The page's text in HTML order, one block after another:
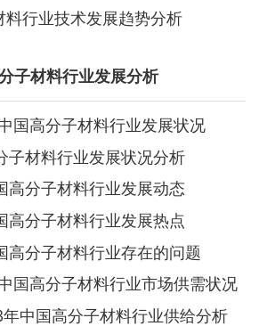
料行业技术发展趋势分析
子材料行业发展分析
国高分子材料行业发展状况
子材料行业发展状况分析
高分子材料行业发展动态
高分子材料行业发展热点
高分子材料行业存在的问题
国高分子材料行业市场供需状况
中国高分子材料行业供给分析